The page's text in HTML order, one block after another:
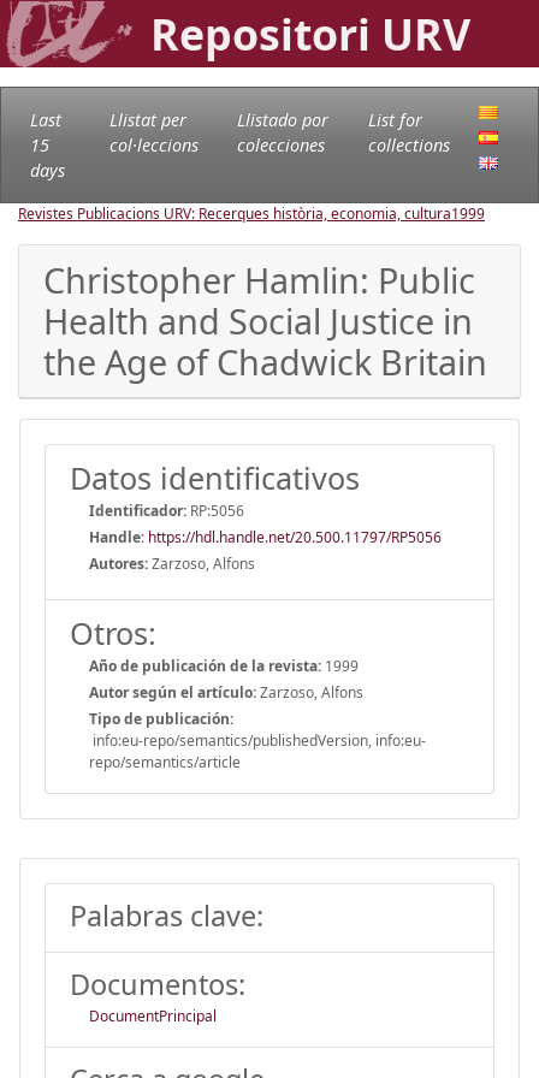
Repositori URV
Last
15
days
Llistat per
col·leccions
Llistado por
colecciones
List for
collections
Revistes Publicacions URV: Recerques història, economia, cultura1999
Christopher Hamlin: Public
Health and Social Justice in
the Age of Chadwick Britain
Datos identificativos
Identificador: RP:5056
Handle: https://hdl.handle.net/20.500.11797/RP5056
Autores:Zarzoso, Alfons
Otros:
Año de publicación de la revista: 1999
Autor según el artículo:Zarzoso, Alfons
Tipo de publicación:
info:eu-repo/semantics/publishedVersion, info:eu-
repo/semantics/article
Palabras clave:
Documentos:
DocumentPrincipal